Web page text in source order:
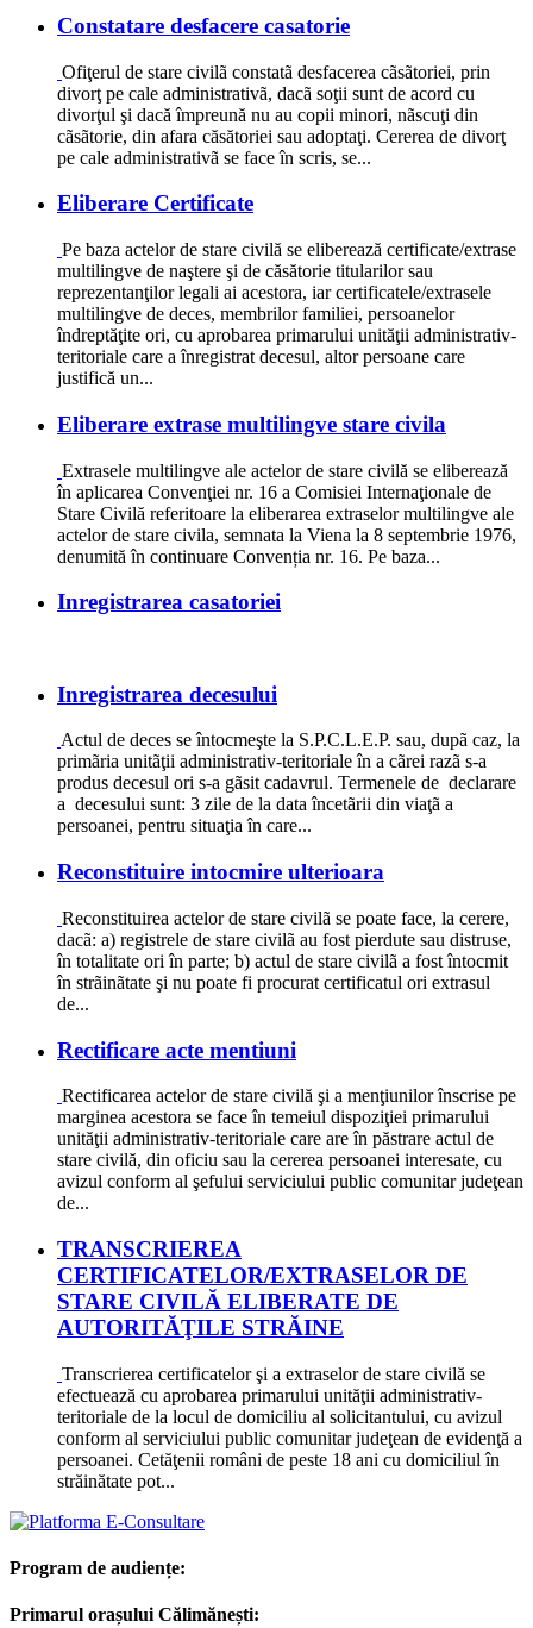
Constatare desfacere casatorie
Ofiţerul de stare civilã constatã desfacerea cãsãtoriei, prin
divorţ pe cale administrativã, dacã soţii sunt de acord cu
divorţul şi dacă împreună nu au copii minori, nãscuţi din
cãsãtorie, din afara căsătoriei sau adoptaţi. Cererea de divorţ
pe cale administrativã se face în scris, se...
Eliberare Certificate
Pe baza actelor de stare civilă se eliberează certificate/extrase
multilingve de naştere şi de căsătorie titularilor sau
reprezentanţilor legali ai acestora, iar certificatele/extrasele
multilingve de deces, membrilor familiei, persoanelor
îndreptăţite ori, cu aprobarea primarului unităţii administrativ-
teritoriale care a înregistrat decesul, altor persoane care
justifică un...
Eliberare extrase multilingve stare civila
Extrasele multilingve ale actelor de stare civilă se eliberează
în aplicarea Convenţiei nr. 16 a Comisiei Internaţionale de
Stare Civilă referitoare la eliberarea extraselor multilingve ale
actelor de stare civila, semnata la Viena la 8 septembrie 1976,
denumită în continuare Convenția nr. 16. Pe baza...
Inregistrarea casatoriei
Inregistrarea decesului
Actul de deces se întocmeşte la S.P.C.L.E.P. sau, dupã caz, la
primãria unitãţii administrativ-teritoriale în a cãrei razã s-a
produs decesul ori s-a gãsit cadavrul. Termenele de declarare
a decesului sunt: 3 zile de la data încetãrii din viaţã a
persoanei, pentru situaţia în care...
Reconstituire intocmire ulterioara
Reconstituirea actelor de stare civilã se poate face, la cerere,
dacã: a) registrele de stare civilã au fost pierdute sau distruse,
în totalitate ori în parte; b) actul de stare civilã a fost întocmit
în strãinãtate şi nu poate fi procurat certificatul ori extrasul
de...
Rectificare acte mentiuni
Rectificarea actelor de stare civilă şi a menţiunilor înscrise pe
marginea acestora se face în temeiul dispoziţiei primarului
unităţii administrativ-teritoriale care are în păstrare actul de
stare civilă, din oficiu sau la cererea persoanei interesate, cu
avizul conform al şefului serviciului public comunitar judeţean
de...
TRANSCRIEREA
CERTIFICATELOR/EXTRASELOR DE
STARE CIVILĂ ELIBERATE DE
AUTORITĂŢILE STRĂINE
Transcrie­rea certificatelor şi a extraselor de stare civilă se
efectuează cu aprobarea primarului unităţii administrativ-
teritoriale de la locul de domiciliu al solicitantului, cu avizul
conform al serviciului public comunitar judeţean de evidenţă a
persoanei. Cetăţenii români de peste 18 ani cu domiciliul în
străinătate pot...
Program de audiențe:
Primarul orașului Călimănești: